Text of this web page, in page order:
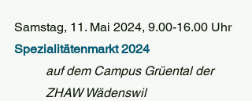
Samstag, 11. Mai 2024, 9.00-16.00 Uhr
Spezialitätenmarkt 2024
auf dem Campus Grüental der
ZHAW Wädenswil